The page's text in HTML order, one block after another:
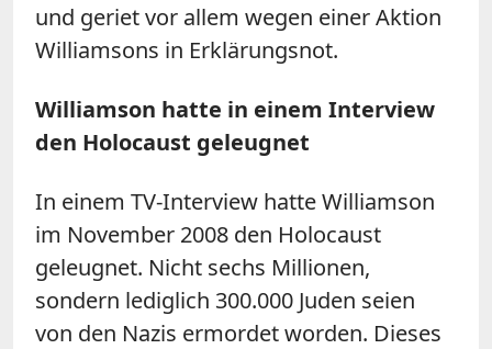
und geriet vor allem wegen einer Aktion
Williamsons in Erklärungsnot.
Williamson hatte in einem Interview
den Holocaust geleugnet
In einem TV-Interview hatte Williamson
im November 2008 den Holocaust
geleugnet. Nicht sechs Millionen,
sondern lediglich 300.000 Juden seien
von den Nazis ermordet worden. Dieses